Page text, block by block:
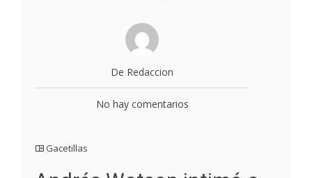
De Redaccion
No hay comentarios
Gacetillas